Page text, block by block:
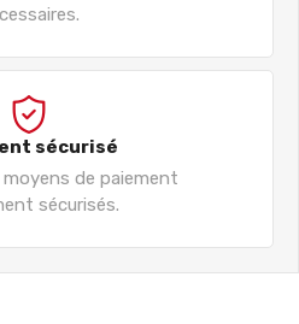
sécurisé
de paiement
sécurisés.